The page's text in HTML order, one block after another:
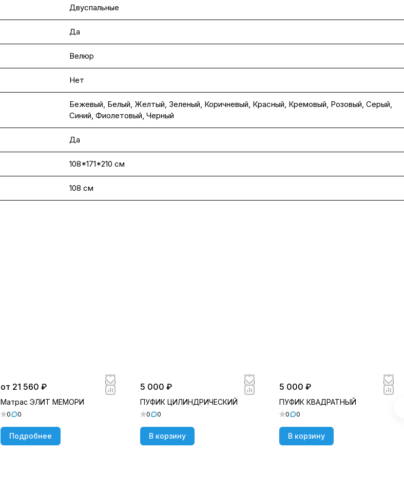
Двуспальные
Да
Велюр
Нет
Бежевый, Белый, Желтый, Зеленый, Коричневый, Красный, Кремовый, Розовый, Серый,
Синий, Фиолетовый, Черный
Да
108*171*210 см
108 см
от 21 560 ₽
Матрас ЭЛИТ МЕМОРИ
0 0
Подробнее
5 000 ₽
ПУФИК ЦИЛИНДРИЧЕСКИЙ
0 0
В корзину
5 000 ₽
ПУФИК КВАДРАТНЫЙ
0 0
В корзину